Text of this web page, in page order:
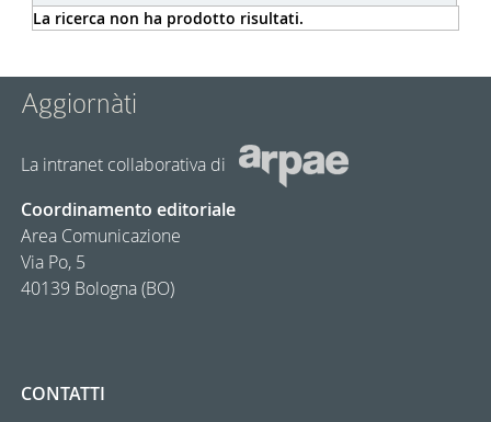
La ricerca non ha prodotto risultati.
Aggiornàti
La intranet collaborativa di
Coordinamento editoriale
Area Comunicazione
Via Po, 5
40139 Bologna (BO)
CONTATTI